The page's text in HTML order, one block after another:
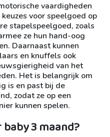
vaardigheden
voor speelgoed op
stapelspeelgoed, zoals
ze hun hand-oog
Daarnaast kunnen
en knuffels ook
van het
Het is belangrijk om
is en past bij de
zodat ze op een
kunnen spelen.
3 maand?